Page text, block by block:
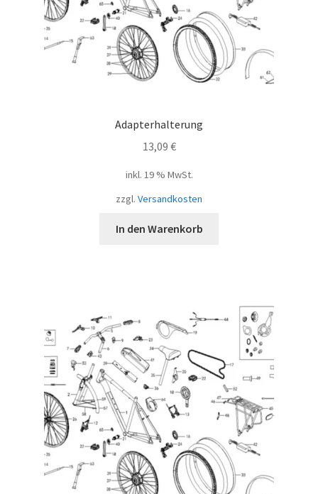
Adapterhalterung
13,09 €
inkl. 19 % MwSt.
zzgl. Versandkosten
In den Warenkorb